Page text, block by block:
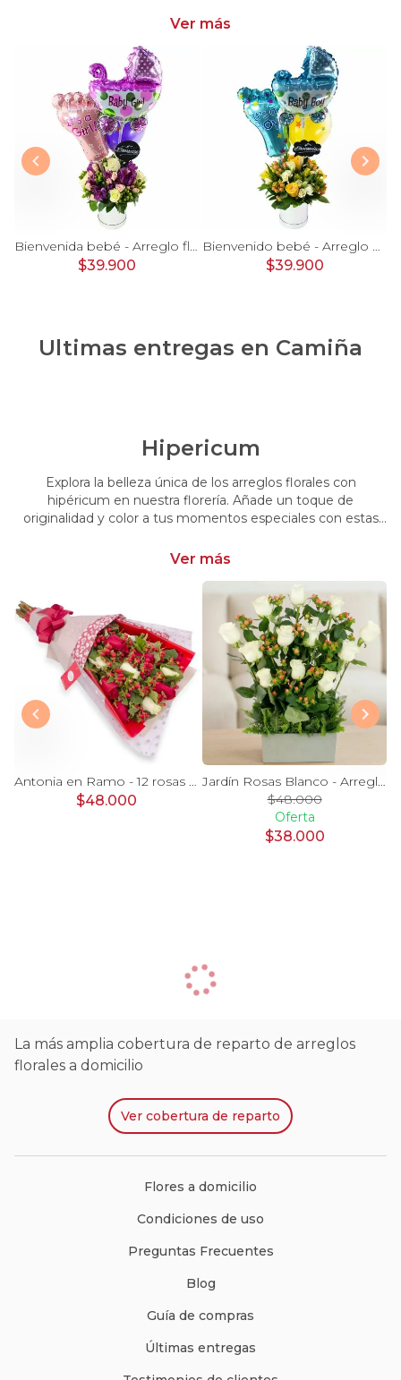
Ver más
Bienvenida bebé - Arreglo floral con globos, rosas blanci, minirosas rosado, astromelias morado e hypericum
$39.900
Bienvenido bebé - Arreglo floral con globos, rosas amarillo, minirosas blanco, astromelias e hypericum
$39.900
Ultimas entregas en Camiña
Hipericum
Explora la belleza única de los arreglos florales con
hipéricum en nuestra florería. Añade un toque de
originalidad y color a tus momentos especiales con estas
y dale un toque distintivo y vibrante a tus emociones.
Ver más
Antonia en Ramo - 12 rosas mix blanco y rojo con hypericum
$48.000
Jardín Rosas Blanco - Arreglo 12 rosas blanco e hypericum
$48.000
Oferta
$38.000
La más amplia cobertura de reparto de arreglos
florales a domicilio
Ver cobertura de reparto
Flores a domicilio
Condiciones de uso
Preguntas Frecuentes
Blog
Guía de compras
Últimas entregas